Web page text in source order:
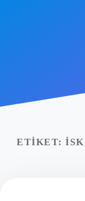
Yasal Uyarı
ETIKET: